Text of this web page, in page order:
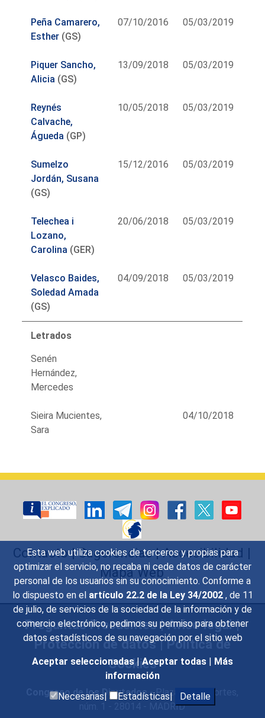
Esta web utiliza cookies de terceros y propias para
optimizar el servicio, no recaba ni cede datos de carácter
personal de los usuarios sin su conocimiento. Conforme a
lo dispuesto en el artículo 22.2 de la Ley 34/2002 , de 11
de julio, de servicios de la sociedad de la información y de
comercio electrónico, pedimos su permiso para obtener
datos estadísticos de su navegación por el sitio web
Aceptar seleccionadas | Aceptar todas | Más
información
Necesarias|
Estadísticas| Detalle
Peña Camarero,
Esther (GS)
07/10/2016 05/03/2019
Piquer Sancho,
Alicia (GS)
13/09/2018 05/03/2019
Reynés
Calvache,
Águeda (GP)
10/05/2018 05/03/2019
Sumelzo
Jordán, Susana
(GS)
15/12/2016 05/03/2019
Telechea i
Lozano,
Carolina (GER)
20/06/2018 05/03/2019
Velasco Baides,
Soledad Amada
(GS)
04/09/2018 05/03/2019
Letrados
Senén
Hernández,
Mercedes
Sieira Mucientes,
Sara
04/10/2018
Contacto|Sugerencias|Accesibilidad |
Mapa Web
Preguntas Frecuentes|Aviso legal|
Protección de datos|Política de
Cookies
Congreso de los Diputados- Plaza de las Cortes,
núm. 1 - 28014 - MADRID